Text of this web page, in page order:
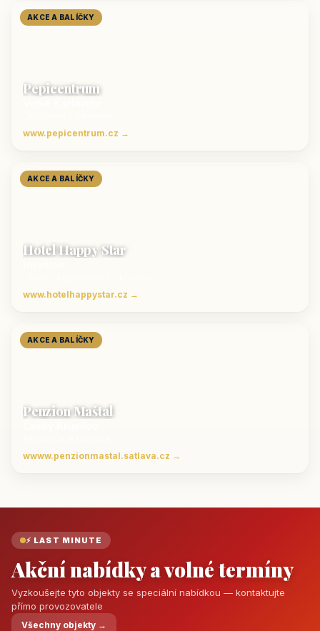
AKCE A BALÍČKY
Pepicentrum
www.pepicentrum.cz →
AKCE A BALÍČKY
Hotel Happy Star
www.hotelhappystar.cz →
AKCE A BALÍČKY
Penzion Maštal
wwww.penzionmastal.satlava.cz →
⚡ LAST MINUTE
Akční nabídky a volné termíny
Vyzkoušejte tyto objekty se speciální nabídkou — kontaktujte
přímo provozovatele
Všechny objekty →